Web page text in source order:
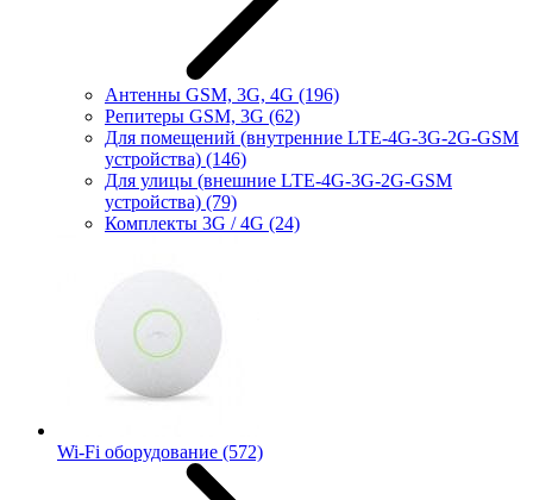
Антенны GSM, 3G, 4G (196)
Репитеры GSM, 3G (62)
Для помещений (внутренние LTE-4G-3G-2G-GSM
устройства) (146)
Для улицы (внешние LTE-4G-3G-2G-GSM
устройства) (79)
Комплекты 3G / 4G (24)
Wi-Fi оборудование (572)